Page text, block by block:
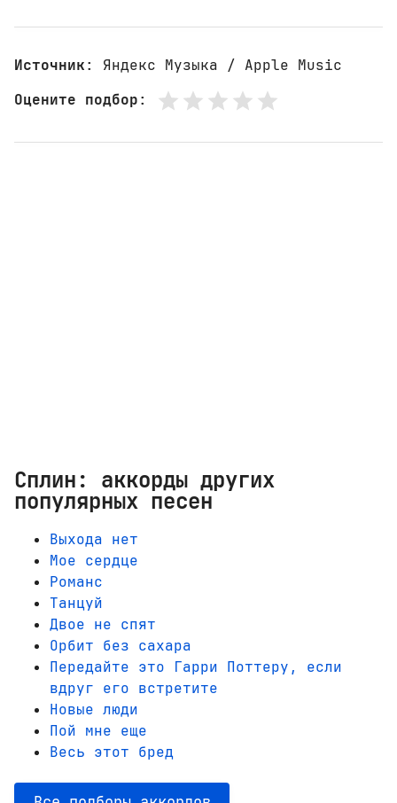
Источник: Яндекс Музыка / Apple Music
Оцените подбор:
Сплин: аккорды других
популярных песен
Выхода нет
Мое сердце
Романс
Танцуй
Двое не спят
Орбит без сахара
Передайте это Гарри Поттеру, если
вдруг его встретите
Новые люди
Пой мне еще
Весь этот бред